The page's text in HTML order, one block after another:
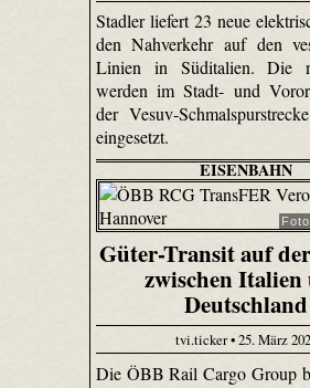
Stadler liefert 23 neue
den Nahverkehr auf den
Linien in Süditalien. Die
werden im Stadt- und
der Vesuv-
eingesetzt.
EISENBAHN
Güter-Transit auf
zwischen Italien
Deutschland
tvi.ticker • 25. März
Die ÖBB Rail Cargo Group